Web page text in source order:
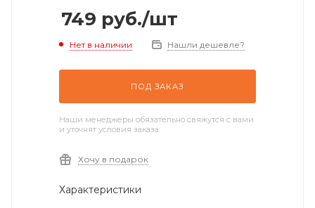
749 руб./шт
Нет в наличии Нашли дешевле?
ПОД ЗАКАЗ
Наши менеджеры обязательно свяжутся с вами
и уточнят условия заказа
Хочу в подарок
Характеристики